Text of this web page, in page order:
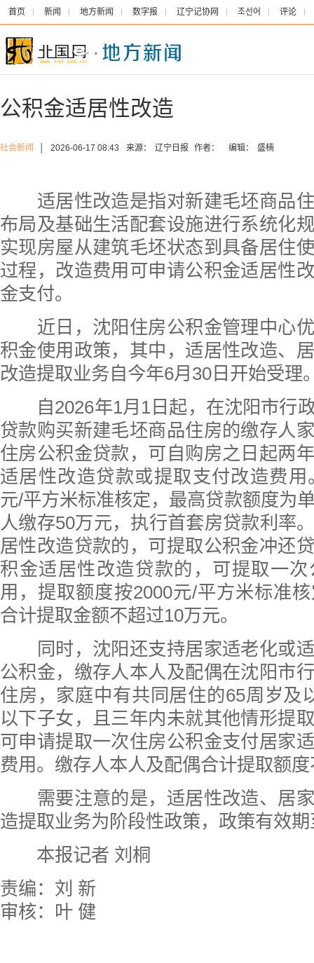
首页 新闻 地方新闻 数字报 辽宁记协网 조선어 评论
公积金适居性改造
社会新闻 2026-06-17 08:43 来源： 辽宁日报 作者： 编辑： 盛楠
适居性改造是指对新建毛坯商品住
布局及基础生活配套设施进行系统化
实现房屋从建筑毛坯状态到具备居住
过程，改造费用可申请公积金适居性
金支付。
近日，沈阳住房公积金管理中心优
积金使用政策，其中，适居性改造、
改造提取业务自今年6月30日开始受理
自2026年1月1日起，在沈阳市行
贷款购买新建毛坯商品住房的缴存人
住房公积金贷款，可自购房之日起两
适居性改造贷款或提取支付改造费用
元/平方米标准核定，最高贷款额度为
人缴存50万元，执行首套房贷款利率
居性改造贷款的，可提取公积金冲还
积金适居性改造贷款的，可提取一
用，提取额度按2000元/平方米标准
合计提取金额不超过10万元。
同时，沈阳还支持居家适老化或适
公积金，缴存人本人及配偶在沈阳市
住房，家庭中有共同居住的65周岁及
以下子女，且三年内未就其他情形提
可申请提取一次住房公积金支付居家
费用。缴存人本人及配偶合计提取额
需要注意的是，适居性改造、居家
造提取业务为阶段性政策，政策有效
本报记者 刘桐
责编：刘 新
审核：叶 健